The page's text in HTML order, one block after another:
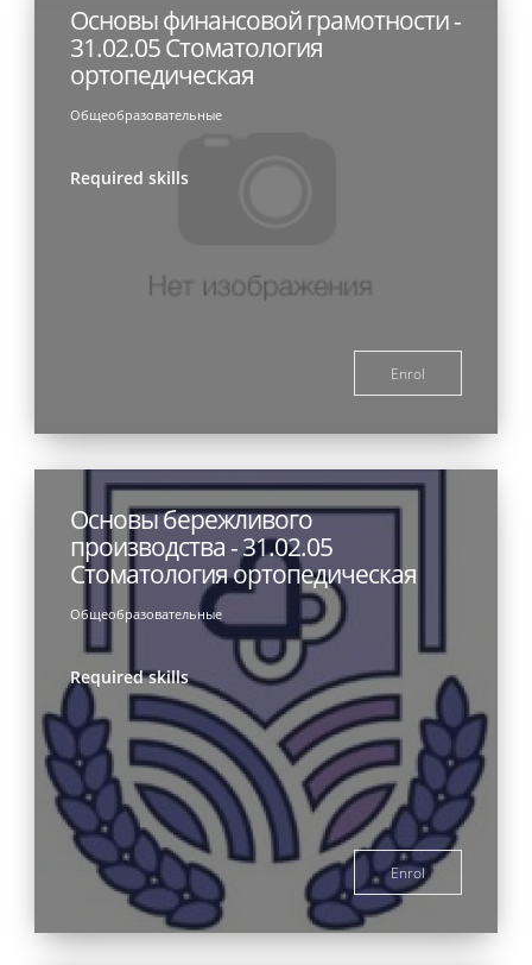
Основы финансовой грамотности -
31.02.05 Стоматология
ортопедическая
Общеобразовательные
Required skills
Enrol
Основы бережливого
производства - 31.02.05
Стоматология ортопедическая
Общеобразовательные
Required skills
Enrol